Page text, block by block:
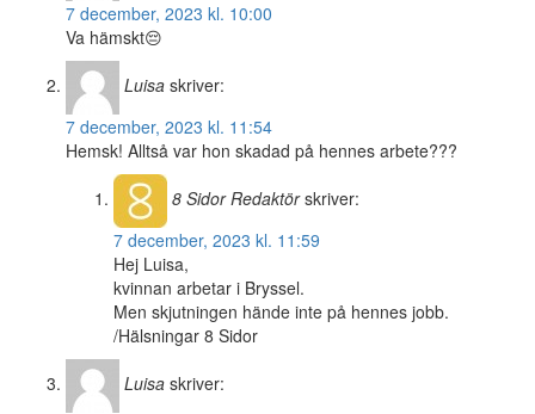
7 december, 2023 kl. 10:00
Va hämskt😔
Luisa skriver:
7 december, 2023 kl. 11:54
Hemsk! Alltså var hon skadad på hennes arbete???
8 SidorRedaktör skriver:
7 december, 2023 kl. 11:59
Hej Luisa,
kvinnan arbetar i Bryssel.
Men skjutningen hände inte på hennes jobb.
/Hälsningar 8 Sidor
Luisa skriver: